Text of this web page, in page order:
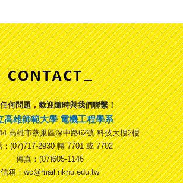
何問題，歡迎隨時與我們聯繫！
高雄師範大學 電機工程學系
高雄市燕巢區深中路62號 科技大樓2樓
：(07)717-2930 轉 7701 或 7702
傳真：(07)605-1146
信箱：wc@mail.nknu.edu.tw